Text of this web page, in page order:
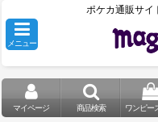
ポケカ通販サイ
メニュー
マイページ 商品検索 ワンピー